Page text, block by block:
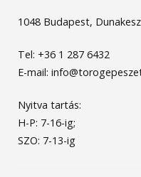
1048 Budapest,
Tel: +36 1 287 6432
E-mail:
Nyitva tartás:
H-P: 7-16-ig;
SZO: 7-13-ig